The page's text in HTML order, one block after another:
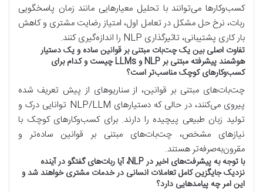
کسب‌وکارها می‌توانند با تحلیل معیارهایی مانند زمان پاسخگویی
ربات، نرخ حل مشکل در تعامل اول، امتیاز رضایت مشتری و کاهش
بار کاری پشتیبانی، تاثیرگذاری NLP را اندازه‌گیری کنند.
تفاوت اصلی بین یک چت‌بات مبتنی بر قوانین ساده و یک دستیار
هوشمند پیشرفته مبتنی بر NLP و LLMs چیست و کدام برای
کسب‌وکارهای کوچک مناسب‌تر است؟
چت‌بات‌های مبتنی بر قوانین، از سناریوهای از پیش تعریف شده
پیروی می‌کنند، در حالی که دستیارهای NLP/LLM توانایی درک و
تولید زبان طبیعی پیچیده را دارند. برای کسب‌وکارهای کوچک با
نیازهای مشخص، چت‌بات‌های مبتنی بر قوانین ساده‌تر و
مقرون‌به‌صرفه‌تر هستند.
با توجه به پیشرفت‌های اخیر در NLP، آیا ربات‌های گفتگو در آینده
نزدیک جایگزین کامل تعاملات انسانی در خدمات مشتری خواهند شد و
این امر چه پیامدهایی دارد؟